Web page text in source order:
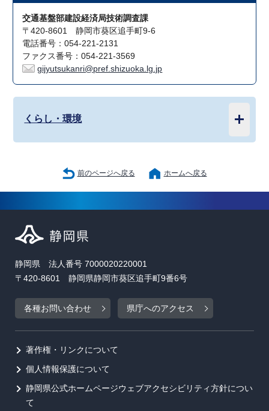
交通基盤部建設経済局技術調査課
〒420-8601 静岡市葵区追手町9-6
電話番号：054-221-2131
ファクス番号：054-221-3569
gijyutsukanri@pref.shizuoka.lg.jp
くらし・環境
前のページへ戻る ホームへ戻る
静岡県 法人番号 7000020220001
〒420-8601 静岡県静岡市葵区追手町9番6号
各種お問い合わせ 県庁へのアクセス
著作権・リンクについて
個人情報保護について
静岡県公式ホームページウェブアクセシビリティ方針につい
て